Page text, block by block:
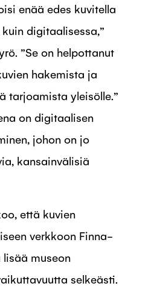
enää edes kuvitella
digitaalisessa,”
”Se on helpottanut
hakemista ja
tarjoamista yleisölle.”
on digitaalisen
johon on jo
kansainvälisiä
että kuvien
verkkoon Finna-
museon
selkeästi.